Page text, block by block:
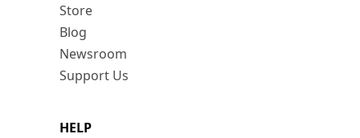
Store
Blog
Newsroom
Support Us
HELP